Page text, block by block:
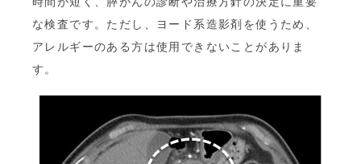
な検査です。ただし、ヨード系造影剤を使うため、
アレルギーのある方は使用できないことがありま
す。